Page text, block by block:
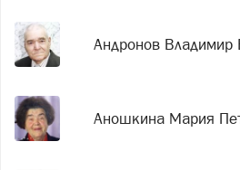
Андронов Владимир
Аношкина Мария